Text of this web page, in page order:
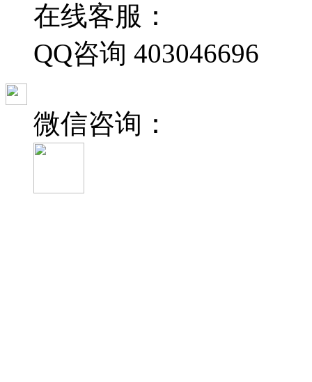
在线客服：
QQ咨询 403046696
微信咨询：